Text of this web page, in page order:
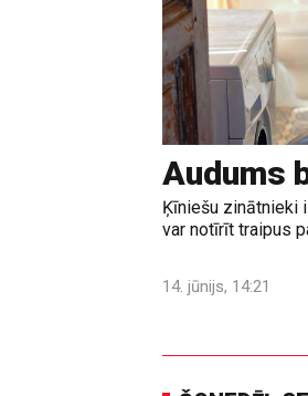
Audums
Ķīniešu zinātnieki
var notīrīt traipus
14. jūnijs, 14:21